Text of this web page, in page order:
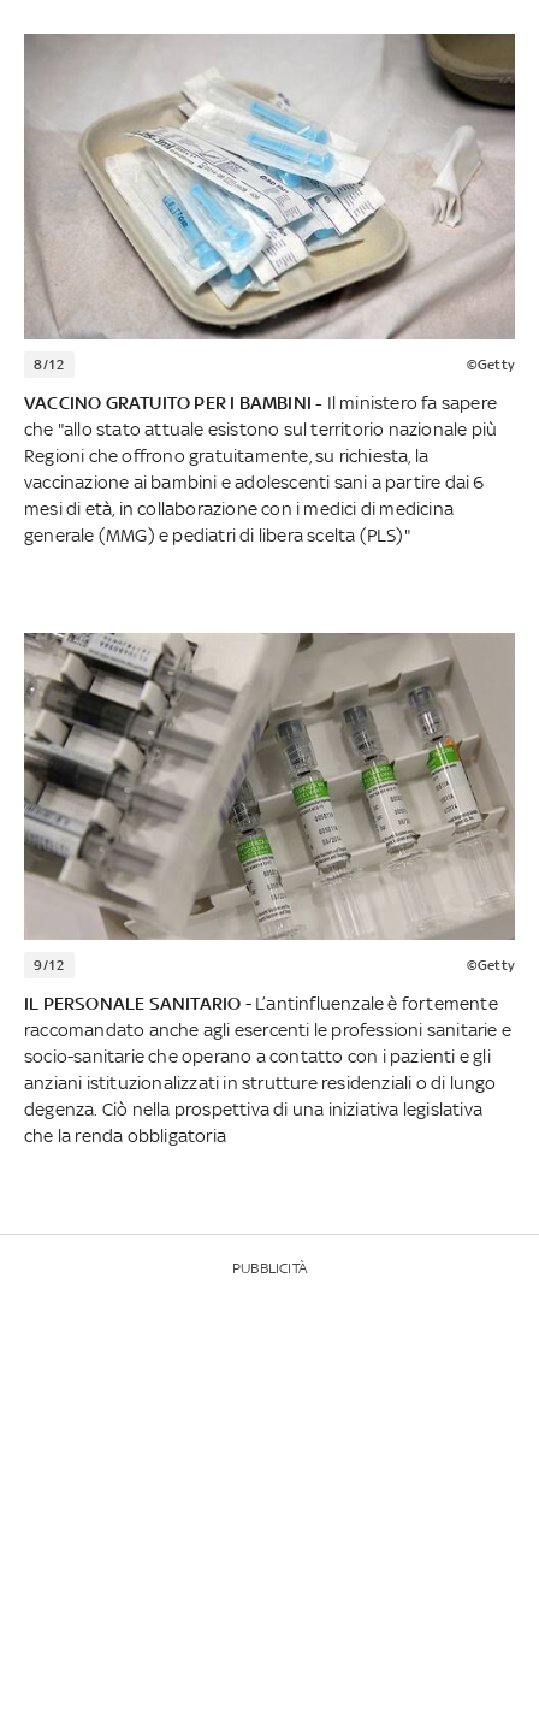
8/12 ©Getty
VACCINO GRATUITO PER I BAMBINI - Il ministero fa sapere
che "allo stato attuale esistono sul territorio nazionale più
Regioni che offrono gratuitamente, su richiesta, la
vaccinazione ai bambini e adolescenti sani a partire dai 6
mesi di età, in collaborazione con i medici di medicina
generale (MMG) e pediatri di libera scelta (PLS)"
9/12 ©Getty
IL PERSONALE SANITARIO - L’antinfluenzale è fortemente
raccomandato anche agli esercenti le professioni sanitarie e
socio-sanitarie che operano a contatto con i pazienti e gli
anziani istituzionalizzati in strutture residenziali o di lungo
degenza. Ciò nella prospettiva di una iniziativa legislativa
che la renda obbligatoria
PUBBLICITÀ